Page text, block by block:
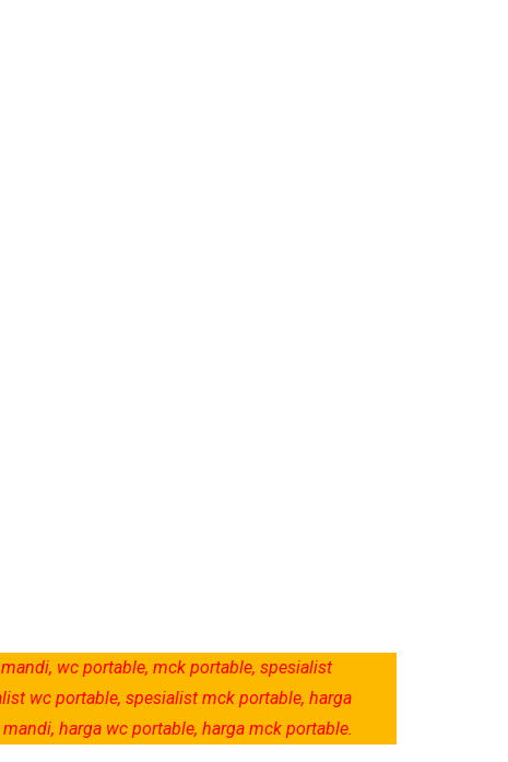
wc portable, mck portable, spesialist
wc portable, spesialist mck portable, harga
harga wc portable, harga mck portable.